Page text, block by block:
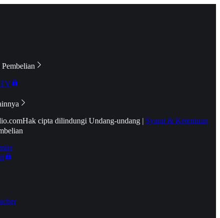
Hak cipta dilindungi Undang-undang | Syarat & Ketentuan